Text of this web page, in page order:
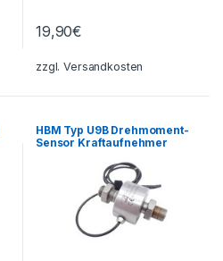
19,90€
zzgl.Versandkosten
HBM Typ U9B Drehmoment-
Sensor Kraftaufnehmer